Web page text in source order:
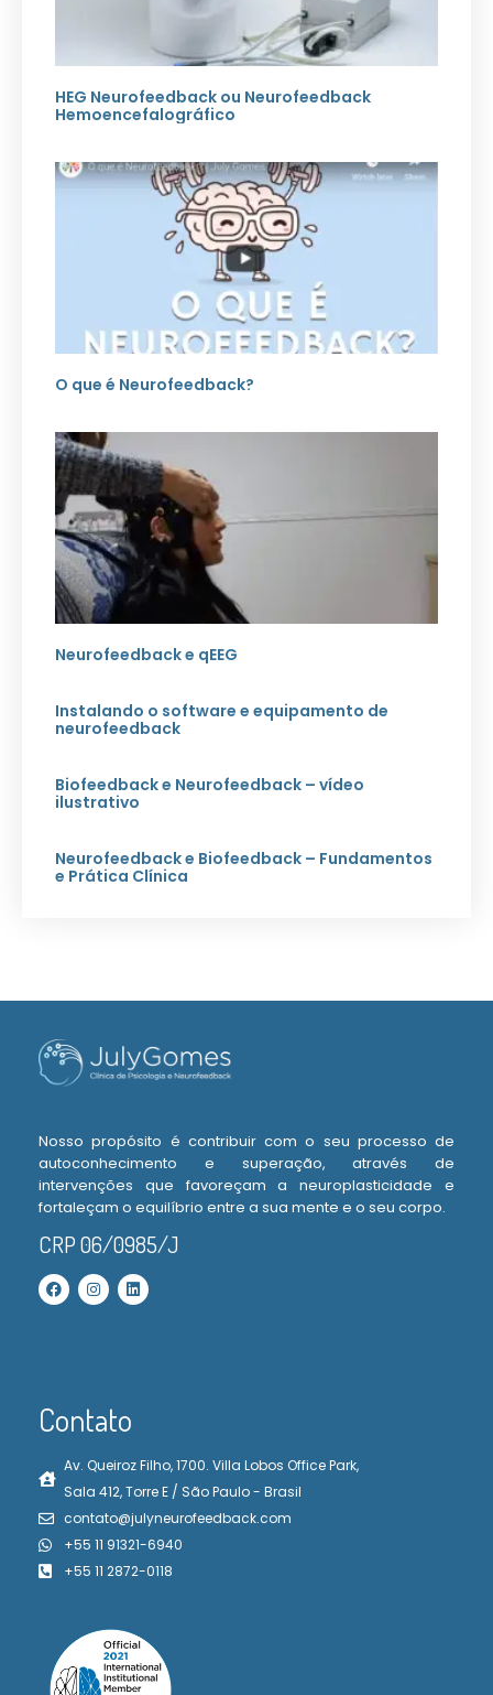
HEG Neurofeedback ou Neurofeedback
Hemoencefalográfico
O que é Neurofeedback?
Neurofeedback e qEEG
Instalando o software e equipamento de
neurofeedback
Biofeedback e Neurofeedback – vídeo
ilustrativo
Neurofeedback e Biofeedback – Fundamentos
e Prática Clínica
Nosso propósito é contribuir com o seu processo de
autoconhecimento e superação, através de
intervenções que favoreçam a neuroplasticidade e
fortaleçam o equilíbrio entre a sua mente e o seu corpo.
CRP 06/0985/J
Contato
Av. Queiroz Filho, 1700. Villa Lobos Office Park,
Sala 412, Torre E / São Paulo - Brasil
contato@julyneurofeedback.com
+55 11 91321-6940
+55 11 2872-0118